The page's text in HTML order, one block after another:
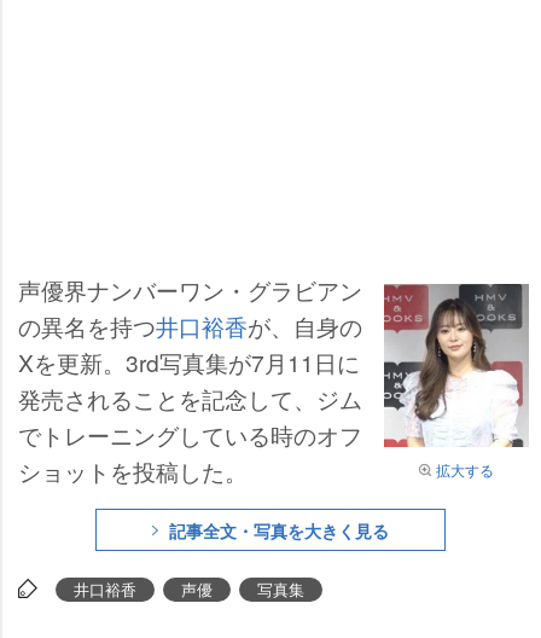
拡大する
声優界ナンバーワン・グラビアン
の異名を持つ井口裕香が、自身の
Xを更新。3rd写真集が7月11日に
発売されることを記念して、ジム
でトレーニングしている時のオフ
ショットを投稿した。
記事全文・写真を大きく見る
井口裕香 声優 写真集